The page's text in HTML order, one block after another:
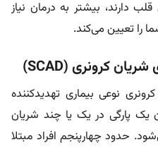
قلب دارند، بیشتر به درمان نیاز
را تعیین می‌کند.
نوعی بیماری تهدیدکننده
یک پارگی در یک یا چند شریان
حدود چهارپنجم افراد مبتلا